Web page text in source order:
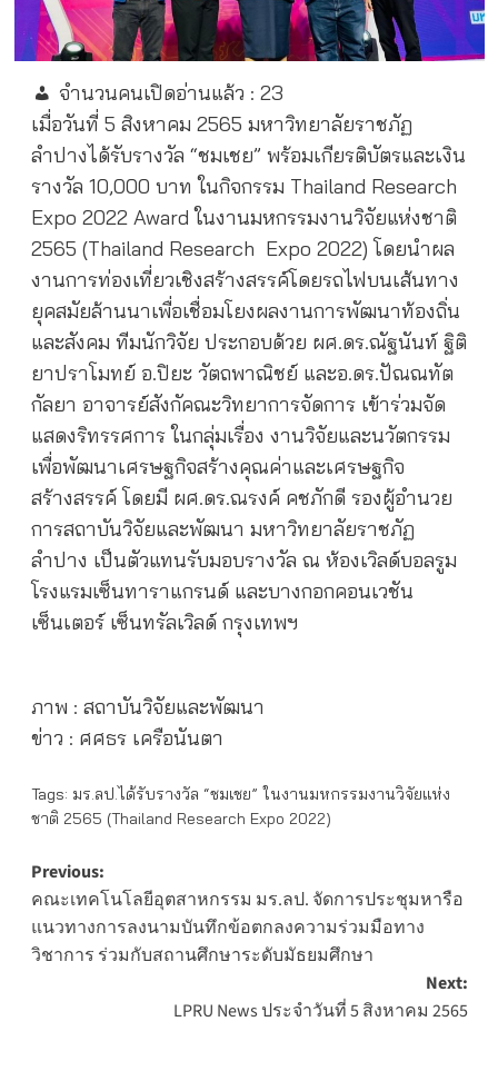
จำนวนคนเปิดอ่านแล้ว : 23
เมื่อวันที่ 5 สิงหาคม 2565 มหาวิทยาลัยราชภัฏ
ลำปางได้รับรางวัล “ชมเชย” พร้อมเกียรติบัตรและเงิน
รางวัล 10,000 บาท ในกิจกรรม Thailand Research
Expo 2022 Awardในงานมหกรรมงานวิจัยแห่งชาติ
2565 (Thailand Research Expo 2022) โดยนำผล
งานการท่องเที่ยวเชิงสร้างสรรค์โดยรถไฟบนเส้นทาง
ยุคสมัยล้านนาเพื่อเชื่อมโยงผลงานการพัฒนาท้องถิ่น
และสังคม ทีมนักวิจัย ประกอบด้วย ผศ.ดร.ณัฐนันท์ ฐิติ
ยาปราโมทย์ อ.ปิยะ วัตถพาณิชย์ และอ.ดร.ปัณณทัต
กัลยา อาจารย์สังกัคณะวิทยาการจัดการ เข้าร่วมจัด
แสดงริทรรศการ ในกลุ่มเรื่อง งานวิจัยและนวัตกรรม
เพื่อพัฒนาเศรษฐกิจสร้างคุณค่าและเศรษฐกิจ
สร้างสรรค์ โดยมี ผศ.ดร.ณรงค์ คชภักดี รองผู้อำนวย
การสถาบันวิจัยและพัฒนา มหาวิทยาลัยราชภัฏ
ลำปาง เป็นตัวแทนรับมอบรางวัล ณ ห้องเวิลด์บอลรูม
โรงแรมเซ็นทาราแกรนด์ และบางกอกคอนเวชัน
เซ็นเตอร์ เซ็นทรัลเวิลด์ กรุงเทพฯ
ภาพ : สถาบันวิจัยและพัฒนา
ข่าว : ศศธร เครือนันตา
Tags: มร.ลป.ได้รับรางวัล “ชมเชย” ในงานมหกรรมงานวิจัยแห่ง
ชาติ 2565 (Thailand Research Expo 2022)
Post
navigation
Previous:
คณะเทคโนโลยีอุตสาหกรรม มร.ลป. จัดการประชุมหารือ
แนวทางการลงนามบันทึกข้อตกลงความร่วมมือทาง
วิชาการ ร่วมกับสถานศึกษาระดับมัธยมศึกษา
Next:
LPRU News ประจำวันที่ 5 สิงหาคม 2565